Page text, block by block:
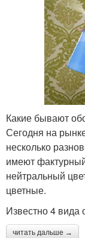
Какие бывают
Сегодня на
несколько
имеют
нейтральный
цветные.
Известно 4 вида
читать дальше →